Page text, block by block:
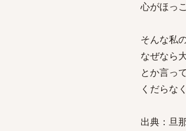
心がほっ
そんな私
なぜなら
とか言っ
くだらな
出典：旦